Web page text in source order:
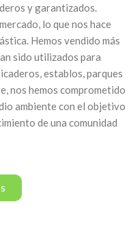
y garantizados.
lo que nos hace
Hemos vendido más
sido utilizados para
establos, parques
nos hemos comprometido
ambiente con el objetivo
de una comunidad